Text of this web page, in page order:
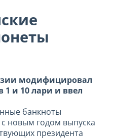
модифицировал
и 10 лари и ввел
банкноты
с новым годом выпуска
президента